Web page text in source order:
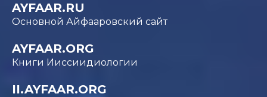
AYFAAR.RU
Основной Айфааровский сайт
AYFAAR.ORG
Книги Ииссиидиологии
II.AYFAAR.ORG